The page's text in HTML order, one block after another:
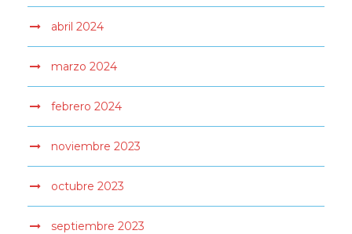
abril 2024
marzo 2024
febrero 2024
noviembre 2023
octubre 2023
septiembre 2023